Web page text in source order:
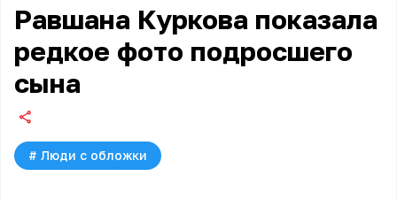
Равшана Куркова показала
редкое фото подросшего
сына
# Люди с обложки